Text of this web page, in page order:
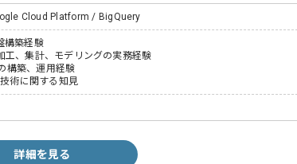
Cloud Platform / BigQuery
構築経験
工、集計、モデリングの実務経験
構築、運用経験
術に関する知見
詳細を見る